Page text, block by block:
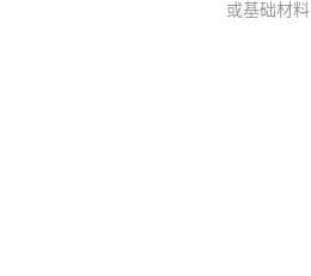
或基础材料